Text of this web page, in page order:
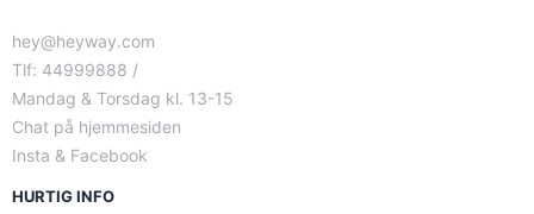
hey@heyway.com
Tlf: 44999888 /
Mandag & Torsdag kl. 13-15
Chat på hjemmesiden
Insta & Facebook
HURTIG INFO